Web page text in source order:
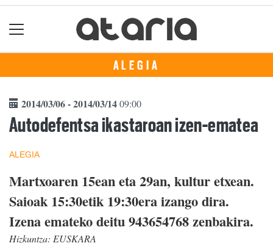
ALEGIA
2014/03/06 - 2014/03/1409:00
Autodefentsa ikastaroan izen-ematea
ALEGIA
Martxoaren 15ean eta 29an, kultur etxean.
Saioak 15:30etik 19:30era izango dira.
Izena emateko deitu 943654768 zenbakira.
Hizkuntza: EUSKARA